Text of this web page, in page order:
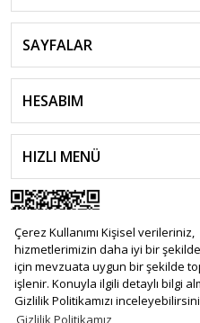
Çerez Kullanımı Kişisel verileriniz,
hizmetlerimizin daha iyi bir
için mevzuata uygun bir şekilde
işlenir. Konuyla ilgili detaylı bilgi
Gizlilik Politikamızı
SAYFALAR
HESABIM
HIZLI MENÜ